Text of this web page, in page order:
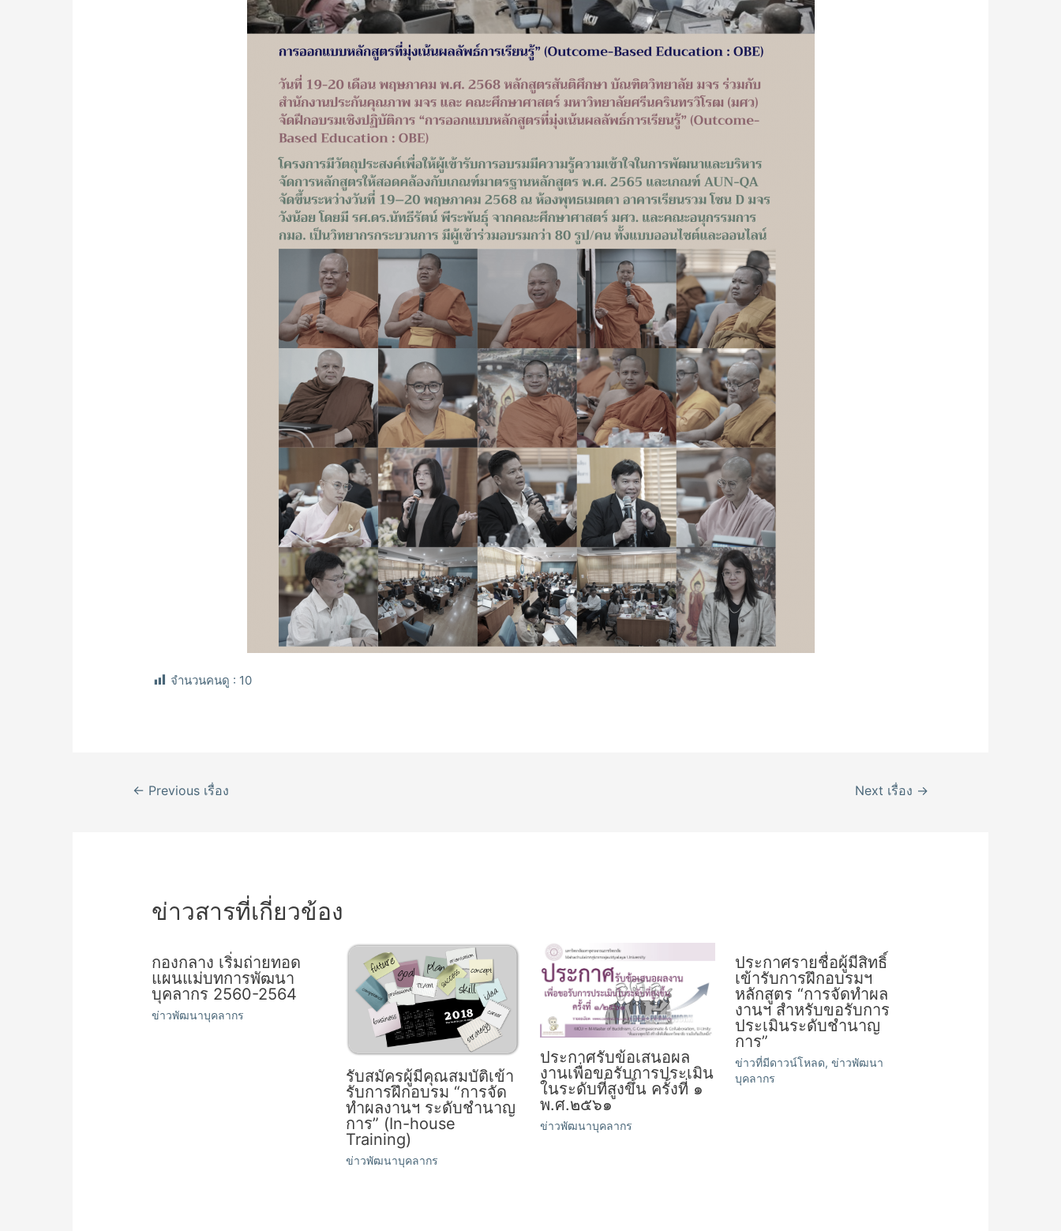
จำนวนคนดู : 10
← Previous เรื่อง Next เรื่อง →
ข่าวสารที่เกี่ยวข้อง
กองกลาง เริ่มถ่ายทอด
แผนแม่บทการพัฒนา
บุคลากร 2560-2564
ข่าวพัฒนาบุคลากร
รับสมัครผู้มีคุณสมบัติเข้า
รับการฝึกอบรม “การจัด
ทำผลงานฯ ระดับชำนาญ
การ” (In-house
Training)
ข่าวพัฒนาบุคลากร
ประกาศรับข้อเสนอผล
งานเพื่อขอรับการประเมิน
ในระดับที่สูงขึ้น ครั้งที่ ๑
พ.ศ.๒๕๖๑
ข่าวพัฒนาบุคลากร
ประกาศรายชื่อผู้มีสิทธิ์
เข้ารับการฝึกอบรมฯ
หลักสูตร “การจัดทำผล
งานฯ สำหรับขอรับการ
ประเมินระดับชำนาญ
การ”
ข่าวที่มีดาวน์โหลด, ข่าวพัฒนา
บุคลากร